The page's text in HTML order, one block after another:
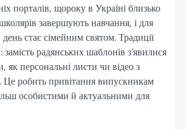
порталів, щороку в Україні близько
завершують навчання, і для
стає сімейним святом. Традиції
радянських шаблонів з’явилися
як персональні листи чи відео з
робить привітання випускникам
особистими й актуальними для